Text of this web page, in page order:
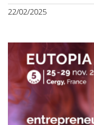
22/02/2025